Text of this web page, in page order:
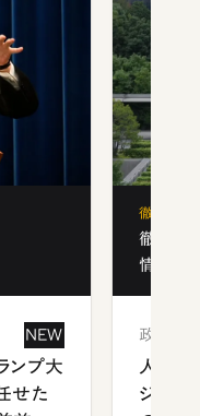
NEW
ンプ大
せた
徹底解剖
徹底解
情報局」
政治
人事、
ジェン